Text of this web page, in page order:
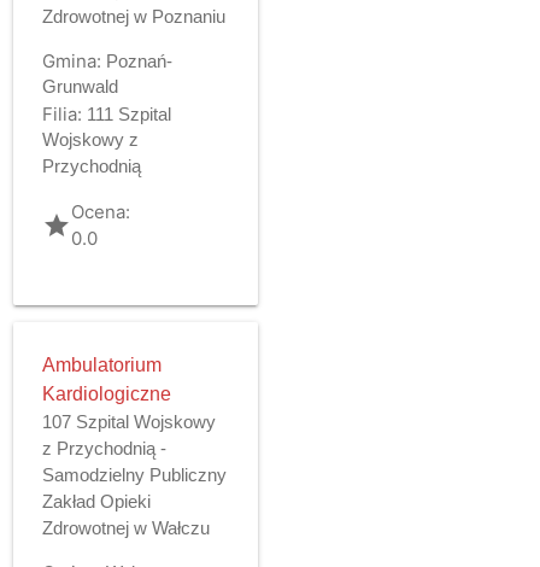
Zdrowotnej w Poznaniu
Gmina: Poznań-
Grunwald
Filia: 111 Szpital
Wojskowy z
Przychodnią
gradeOcena:
0.0
Ambulatorium
Kardiologiczne
107 Szpital Wojskowy
z Przychodnią -
Samodzielny Publiczny
Zakład Opieki
Zdrowotnej w Wałczu